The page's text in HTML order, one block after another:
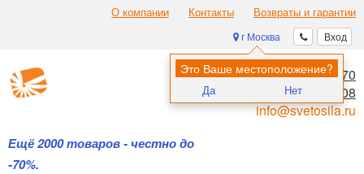
О компании Контакты Возвраты и гарантии
Вход
г Москва
Это Ваше местоположение?
Да Нет
Ещё 2000 товаров - честно до
-70%.
8 (495) 970-00-70
8 (800) 700-11-08
info@svetosila.ru